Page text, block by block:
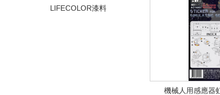
LIFECOLOR漆料
機械人用感應器